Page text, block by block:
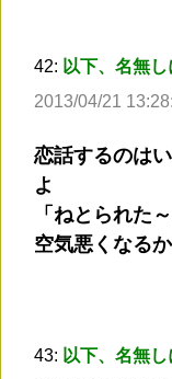
42: 以下、名無
2013/04/21
恋話するのは
よ
「ねとられた
空気悪くなる
43: 以下、名無